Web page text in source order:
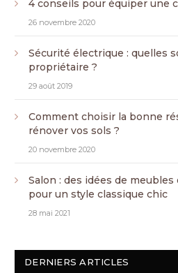
4 conseils pour équiper une
26 novembre 2020
Sécurité électrique : quelles
propriétaire ?
29 août 2019
Comment choisir la bonne
rénover vos sols ?
20 novembre 2020
Salon : des idées de meubles
pour un style classique chic
28 mai 2021
DERNIERS ARTICLES